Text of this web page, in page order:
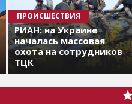
ПРОИСШЕСТВИЯ
РИАН: на Украине
началась массовая
охота на сотрудников
ТЦК